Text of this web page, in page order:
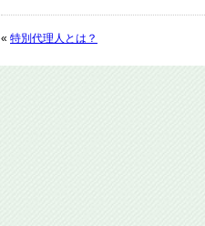
« 特別代理人とは？